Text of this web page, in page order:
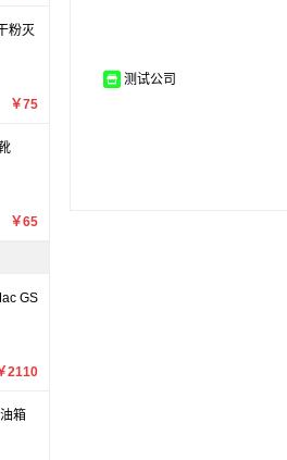
粉灭
￥75
￥65
GS
2110
箱
测试公司